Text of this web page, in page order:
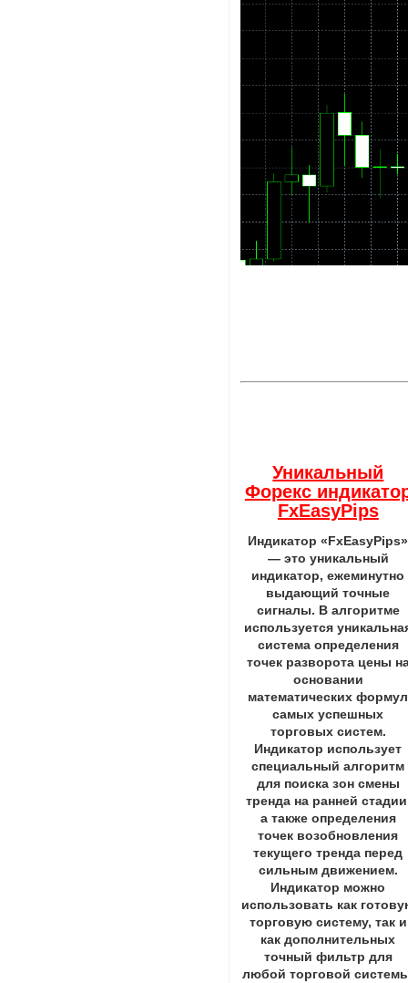
Уникальный
Форекс
FxEasyPips
Индикатор «FxEasyPips»
— это уникальный
индикатор, ежеминутно
выдающий точные
сигналы. В алгоритме
используется
система определения
точек разворота цены
основании
математических формул
самых успешных
торговых систем.
Индикатор использует
специальный алгоритм
для поиска зон смены
тренда на ранней
а также определения
точек возобновления
текущего тренда перед
сильным движением.
Индикатор можно
использовать как
торговую систему, так и
как дополнительных
точный фильтр для
любой торговой